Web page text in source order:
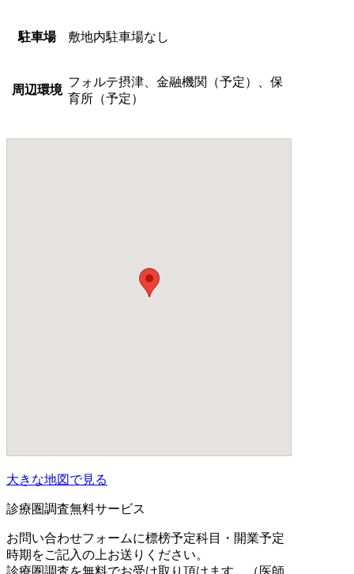
駐車場 敷地内駐車場なし
周辺環境
フォルテ摂津、金融機関（予定）、保
育所（予定）
大きな地図で見る
診療圏調査無料サービス
お問い合わせフォームに標榜予定科目・開業予定
時期をご記入の上お送りください。